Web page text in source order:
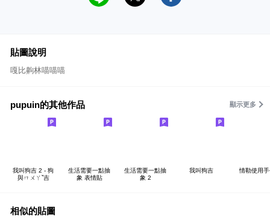
貼圖說明
嘎比齁林喵喵喵
pupuin的其他作品 顯示更多
我叫狗吉 2 - 狗
與ㄇㄨㄚˇ吉
生活需要一點抽
象 表情貼
生活需要一點抽
象 2
我叫狗吉 情勒使用
相似的貼圖